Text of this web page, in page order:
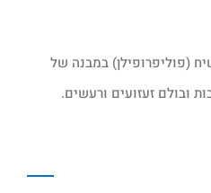
(פוליפרופילן) במבנה של
ובולם זעזועים ורעשים.